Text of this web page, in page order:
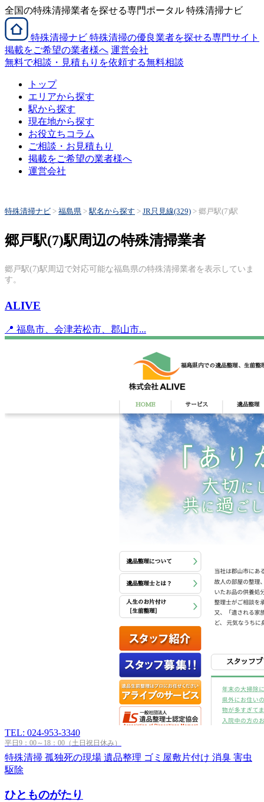
全国の特殊清掃業者を探せる専門ポータル 特殊清掃ナビ
特殊清掃ナビ 特殊清掃の優良業者を探せる専門サイト
掲載をご希望の業者様へ 運営会社
無料で相談・見積もりを依頼する無料相談
トップ
エリアから探す
駅から探す
現在地から探す
お役立ちコラム
ご相談・お見積もり
掲載をご希望の業者様へ
運営会社
特殊清掃ナビ > 福島県 >駅名から探す > JR只見線(329) > 郷戸駅(7)駅
郷戸駅(7)駅周辺の特殊清掃業者
郷戸駅(7)駅周辺で対応可能な福島県の特殊清掃業者を表示していま
す。
ALIVE
📍 福島市、会津若松市、郡山市...
TEL: 024-953-3340
平日9：00～18：00（土日祝日休み）
特殊清掃 孤独死の現場 遺品整理 ゴミ屋敷片付け 消臭 害虫
駆除
ひとものがたり